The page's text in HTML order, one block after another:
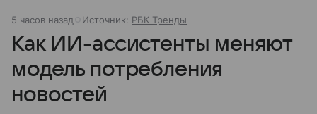
5 часов назад Источник: РБК Тренды
Как ИИ-ассистенты меняют
модель потребления
новостей